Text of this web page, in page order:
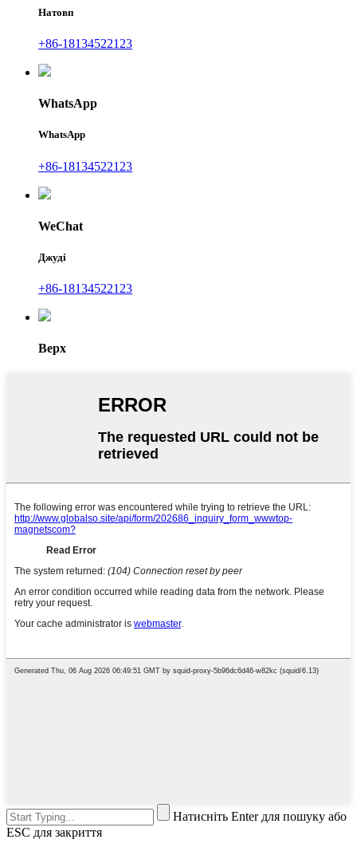
Натовп
+86-18134522123
WhatsApp
WhatsApp
+86-18134522123
WeChat
Джуді
+86-18134522123
Верх
Натисніть Enter для пошуку або
ESC для закриття